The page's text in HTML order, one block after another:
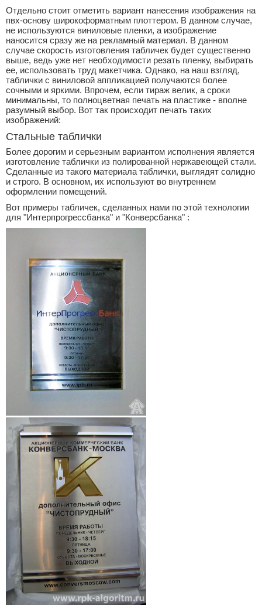
Отдельно стоит отметить вариант нанесения изображения на
пвх-основу широкоформатным плоттером. В данном случае,
не используются виниловые пленки, а изображение
наносится сразу же на рекламный материал. В данном
случае скорость изготовления табличек будет существенно
выше, ведь уже нет необходимости резать пленку, выбирать
ее, использовать труд макетчика. Однако, на наш взгляд,
таблички с виниловой аппликацией получаются более
сочными и яркими. Впрочем, если тираж велик, а сроки
минимальны, то полноцветная печать на пластике - вполне
разумный выбор. Вот так происходит печать таких
изображений:
Стальные таблички
Более дорогим и серьезным вариантом исполнения является
изготовление таблички из полированной нержавеющей стали.
Сделанные из такого материала таблички, выглядят солидно
и строго. В основном, их используют во внутреннем
оформлении помещений.
Вот примеры табличек, сделанных нами по этой технологии
для "Интерпрогрессбанка" и "Конверсбанка" :